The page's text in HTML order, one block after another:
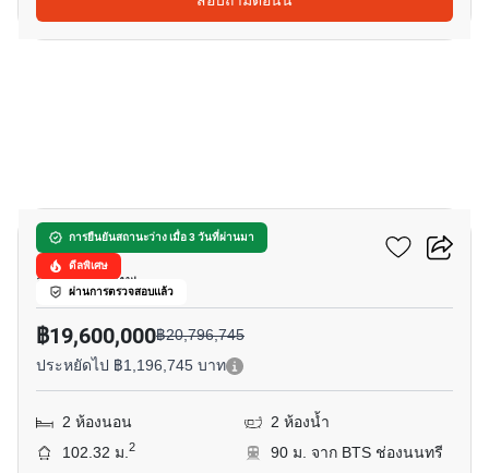
การยืนยันสถานะว่าง เมื่อ 3 วันที่ผ่านมา
ดีลพิเศษ
ผ่านการตรวจสอบแล้ว
ดิ อินฟินิตี้ คอนโดมิเนียม
สีลม, กรุงเทพ
฿19,600,000฿20,796,745
ประหยัดไป ฿1,196,745 บาท
2 ห้องนอน
2 ห้องน้ำ
102.32 ม.2
90 ม. จาก BTS ช่องนนทรี